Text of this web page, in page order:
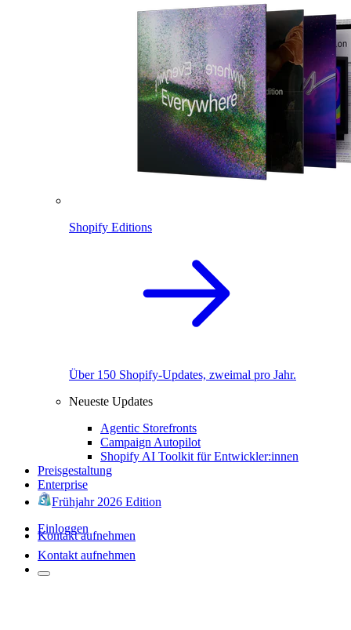
Shopify Editions
Über 150 Shopify-Updates, zweimal pro Jahr.
Neueste Updates
Agentic Storefronts
Campaign Autopilot
Shopify AI Toolkit für Entwickler:innen
Preisgestaltung
Enterprise
Frühjahr 2026 Edition
Einloggen
Kontakt aufnehmen
Kontakt aufnehmen